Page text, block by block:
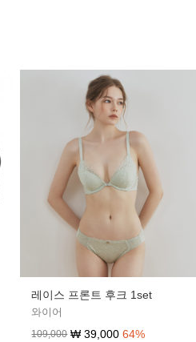
레이스 프론트 후크 1set
와이어
109,000 ₩39,000 64%